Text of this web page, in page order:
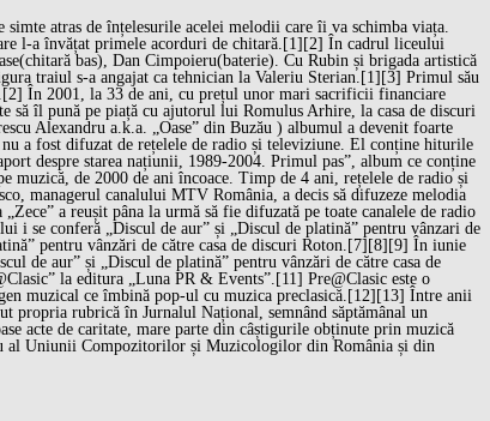
atras de înțelesurile acelei melodii care îi va schimba viața.
l-a învățat primele acorduri de chitară.[1][2] În cadrul liceului
bas), Dan Cimpoieru(baterie). Cu Rubin și brigada artistică
traiul s-a angajat ca tehnician la Valeriu Sterian.[1][3] Primul său
În 2001, la 33 de ani, cu prețul unor mari sacrificii financiare
să îl pună pe piață cu ajutorul lui Romulus Arhire, la casa de discuri
Alexandru a.k.a. „Oase” din Buzău ) albumul a devenit foarte
a fost difuzat de rețelele de radio și televiziune. El conține hiturile
despre starea națiunii, 1989-2004. Primul pas”, album ce conține
de 2000 de ani încoace. Timp de 4 ani, rețelele de radio și
managerul canalului MTV România, a decis să difuzeze melodia
a reușit pâna la urmă să fie difuzată pe toate canalele de radio
i se conferă „Discul de aur” și „Discul de platină” pentru vânzari de
pentru vânzări de către casa de discuri Roton.[7][8][9] În iunie
de aur” și „Discul de platină” pentru vânzări de către casa de
la editura „Luna PR & Events”.[11] Pre@Clasic este o
muzical ce îmbină pop-ul cu muzica preclasică.[12][13] Între anii
rubrică în Jurnalul Național, semnând săptămânal un
acte de caritate, mare parte din câștigurile obținute prin muzică
al Uniunii Compozitorilor și Muzicologilor din România și din